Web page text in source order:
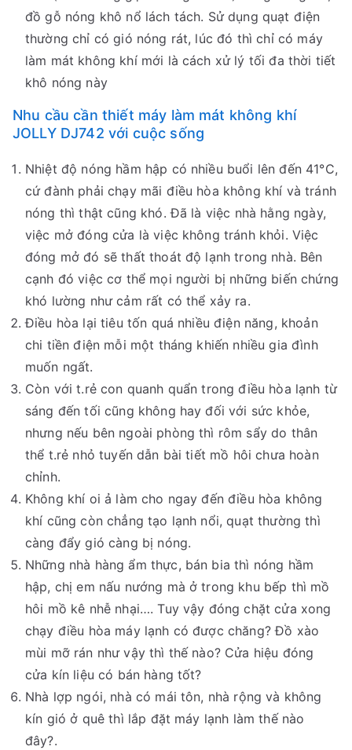
đồ gỗ nóng khô nổ lách tách. Sử dụng quạt điện
thường chỉ có gió nóng rát, lúc đó thì chỉ có máy
làm mát không khí mới là cách xử lý tối đa thời tiết
khô nóng này
Nhu cầu cần thiết máy làm mát không khí
JOLLY DJ742 với cuộc sống
Nhiệt độ nóng hầm hập có nhiều buổi lên đến 41°C,
cứ đành phải chạy mãi điều hòa không khí và tránh
nóng thì thật cũng khó. Đã là việc nhà hằng ngày,
việc mở đóng cửa là việc không tránh khỏi. Việc
đóng mở đó sẽ thất thoát độ lạnh trong nhà. Bên
cạnh đó việc cơ thể mọi người bị những biến chứng
khó lường như cảm rất có thể xảy ra.
Điều hòa lại tiêu tốn quá nhiều điện năng, khoản
chi tiền điện mỗi một tháng khiến nhiều gia đình
muốn ngất.
Còn với t.rẻ con quanh quẩn trong điều hòa lạnh từ
sáng đến tối cũng không hay đối với sức khỏe,
nhưng nếu bên ngoài phòng thì rôm sẩy do thân
thể t.rẻ nhỏ tuyến dẫn bài tiết mồ hôi chưa hoàn
chỉnh.
Không khí oi ả làm cho ngay đến điều hòa không
khí cũng còn chẳng tạo lạnh nổi, quạt thường thì
càng đẩy gió càng bị nóng.
Những nhà hàng ẩm thực, bán bia thì nóng hầm
hập, chị em nấu nướng mà ở trong khu bếp thì mồ
hôi mồ kê nhễ nhại…. Tuy vậy đóng chặt cửa xong
chạy điều hòa máy lạnh có được chăng? Đồ xào
mùi mỡ rán như vậy thì thế nào? Cửa hiệu đóng
cửa kín liệu có bán hàng tốt?
Nhà lợp ngói, nhà có mái tôn, nhà rộng và không
kín gió ở quê thì lắp đặt máy lạnh làm thế nào
đây?.